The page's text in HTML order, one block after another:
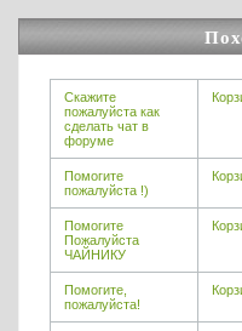
Скажите
пожалуйста как
сделать чат в
форуме
Помогите
пожалуйста !)
Помогите
Пожалуйста
ЧАЙНИКУ
Помогите,
пожалуйста!